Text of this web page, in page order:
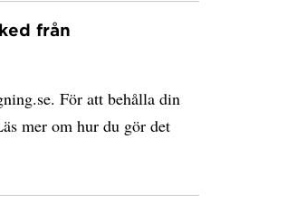
från
För att behålla din
mer om hur du gör det